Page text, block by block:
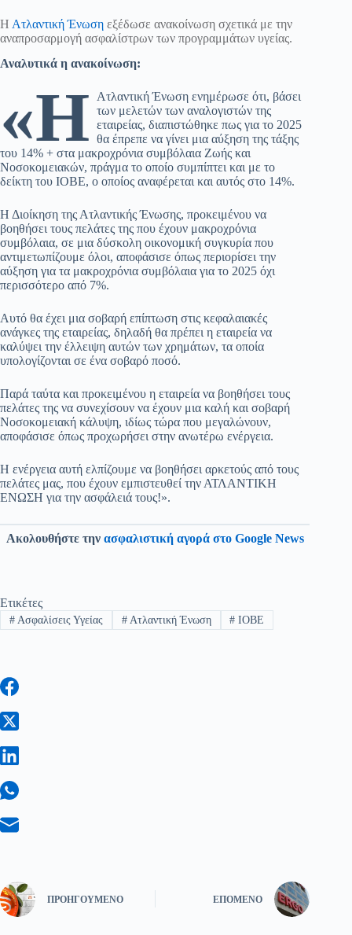
Η Ατλαντική Ένωση εξέδωσε ανακοίνωση σχετικά με την
αναπροσαρμογή ασφαλίστρων των προγραμμάτων υγείας.
Αναλυτικά η ανακοίνωση:
«Η
Ατλαντική Ένωση ενημέρωσε ότι, βάσει
των μελετών των αναλογιστών της
εταιρείας, διαπιστώθηκε πως για το 2025
θα έπρεπε να γίνει μια αύξηση της τάξης
του 14% + στα μακροχρόνια συμβόλαια Ζωής και
Νοσοκομειακών, πράγμα το οποίο συμπίπτει και με το
δείκτη του ΙΟΒΕ, ο οποίος αναφέρεται και αυτός στο 14%.
Η Διοίκηση της Ατλαντικής Ένωσης, προκειμένου να
βοηθήσει τους πελάτες της που έχουν μακροχρόνια
συμβόλαια, σε μια δύσκολη οικονομική συγκυρία που
αντιμετωπίζουμε όλοι, αποφάσισε όπως περιορίσει την
αύξηση για τα μακροχρόνια συμβόλαια για το 2025 όχι
περισσότερο από 7%.
Αυτό θα έχει μια σοβαρή επίπτωση στις κεφαλαιακές
ανάγκες της εταιρείας, δηλαδή θα πρέπει η εταιρεία να
καλύψει την έλλειψη αυτών των χρημάτων, τα οποία
υπολογίζονται σε ένα σοβαρό ποσό.
Παρά ταύτα και προκειμένου η εταιρεία να βοηθήσει τους
πελάτες της να συνεχίσουν να έχουν μια καλή και σοβαρή
Νοσοκομειακή κάλυψη, ιδίως τώρα που μεγαλώνουν,
αποφάσισε όπως προχωρήσει στην ανωτέρω ενέργεια.
Η ενέργεια αυτή ελπίζουμε να βοηθήσει αρκετούς από τους
πελάτες μας, που έχουν εμπιστευθεί την ΑΤΛΑΝΤΙΚΗ
ΕΝΩΣΗ για την ασφάλειά τους!».
Ακολουθήστε την ασφαλιστική αγορά στο Google News
Ετικέτες
#Ασφαλίσεις Υγείας #Ατλαντική Ένωση # ΙΟΒΕ
ΠΡΟΗΓΟΎΜΕΝΟ ΕΠΌΜΕΝΟ